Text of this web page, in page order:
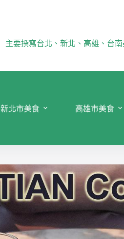
主要撰寫台北、新北、高雄、台
新北市美食 高雄市美食